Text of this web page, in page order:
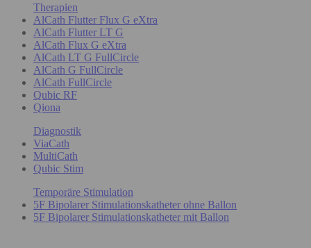
Therapien
AlCath Flutter Flux G eXtra
AlCath Flutter LT G
AlCath Flux G eXtra
AlCath LT G FullCircle
AlCath G FullCircle
AlCath FullCircle
Qubic RF
Qiona
Diagnostik
ViaCath
MultiCath
Qubic Stim
Temporäre Stimulation
5F Bipolarer Stimulationskatheter ohne Ballon
5F Bipolarer Stimulationskatheter mit Ballon